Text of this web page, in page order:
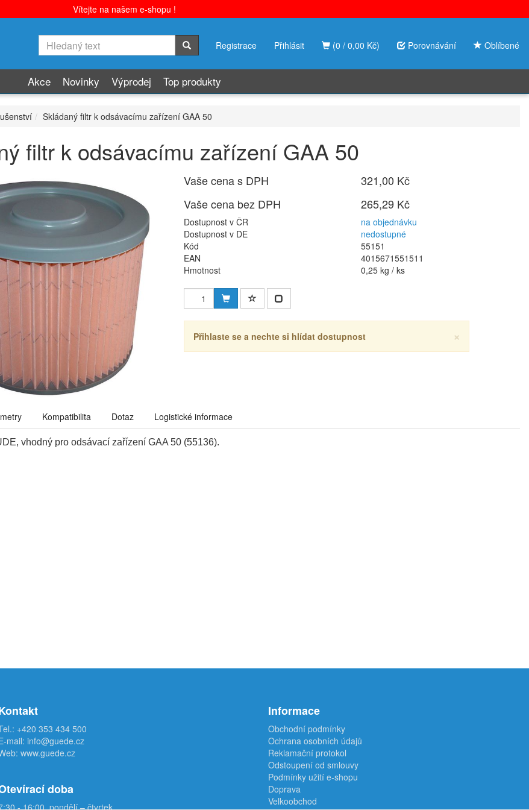
Vítejte na našem e-shopu !
(0 / 0,00 Kč) Porovnávání Oblíbené
Registrace Přihlásit
Akce Novinky Výprodej Top produkty
Skládaný filtr k odsávacímu zařízení GAA 50
filtr k odsávacímu zařízení GAA 50
Vaše cena s DPH
321,00 Kč
Vaše cena bez DPH
265,29 Kč
Dostupnost v ČR
na objednávku
Dostupnost v DE
nedostupné
Kód
55151
EAN
4015671551511
Hmotnost
0,25 kg / ks
×
Přihlaste se a nechte si hlídat dostupnost
Kompatibilita Dotaz Logistické informace
vhodný pro odsávací zařízení GAA 50 (55136).
+420 353 434 500
mail: info@guede.cz
www.guede.cz
doba
- 16:00, pondělí – čtvrtek
Informace
Obchodní podmínky
Ochrana osobních údajů
Reklamační protokol
Odstoupení od smlouvy
Podmínky užití e-shopu
Doprava
Velkoobchod